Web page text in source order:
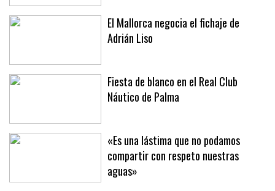
El Mallorca negocia el fichaje de
Adrián Liso
Fiesta de blanco en el Real Club
Náutico de Palma
«Es una lástima que no podamos
compartir con respeto nuestras
aguas»